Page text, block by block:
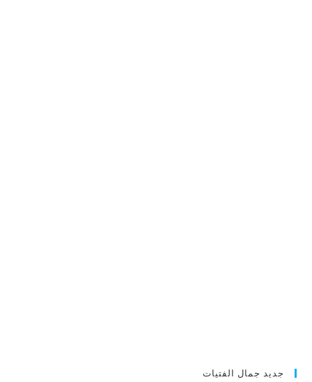
جديد جمال الفتيات